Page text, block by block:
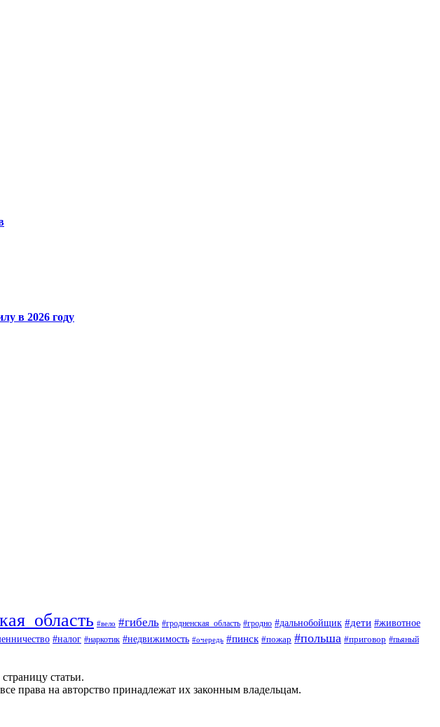
в 2026 году
#вело #гибель #гродненская_область #гродно #дальнобойщик #дети #животное
#налог #наркотик #недвижимость #очередь #пинск #пожар #польша #приговор #пьяный
статьи.
права на авторство принадлежат их законным владельцам.